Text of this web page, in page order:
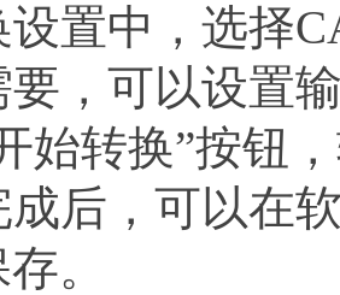
设置中，选择
要，可以设置
始转换”按钮
成后，可以在
。